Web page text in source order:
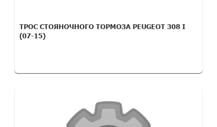
ТРОС СТОЯНОЧНОГО ТОРМОЗА PEUGEOT 308 I
(07-15)